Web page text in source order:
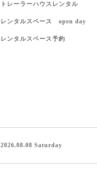
トレーラーハウスレンタル
レンタルスペース open day
レンタルスペース予約
2026.08.08 Saturday